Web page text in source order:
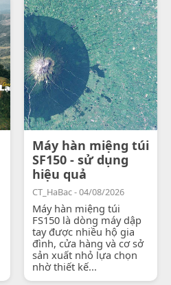
Máy hàn miệng túi
SF150 - sử dụng
hiệu quả
CT_HaBac - 04/08/2026
Máy hàn miệng túi
FS150 là dòng máy dập
tay được nhiều hộ gia
đình, cửa hàng và cơ sở
sản xuất nhỏ lựa chọn
nhờ thiết kế...